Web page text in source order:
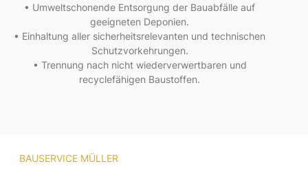
• Umweltschonende Entsorgung der Bauabfälle auf
geeigneten Deponien.
• Einhaltung aller sicherheitsrelevanten und technischen
Schutzvorkehrungen.
• Trennung nach nicht wiederverwertbaren und
recyclefähigen Baustoffen.
BAUSERVICE MÜLLER